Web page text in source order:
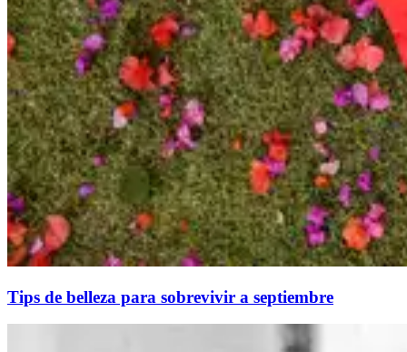
Tips de belleza para sobrevivir a septiembre